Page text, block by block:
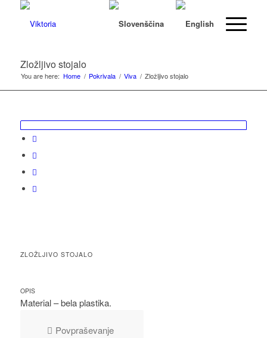
Zložljivo stojalo
You are here: Home / Pokrivala / Viva / Zložljivo stojalo
ZLOŽLJIVO STOJALO
OPIS
Material – bela plastika.
Povpraševanje